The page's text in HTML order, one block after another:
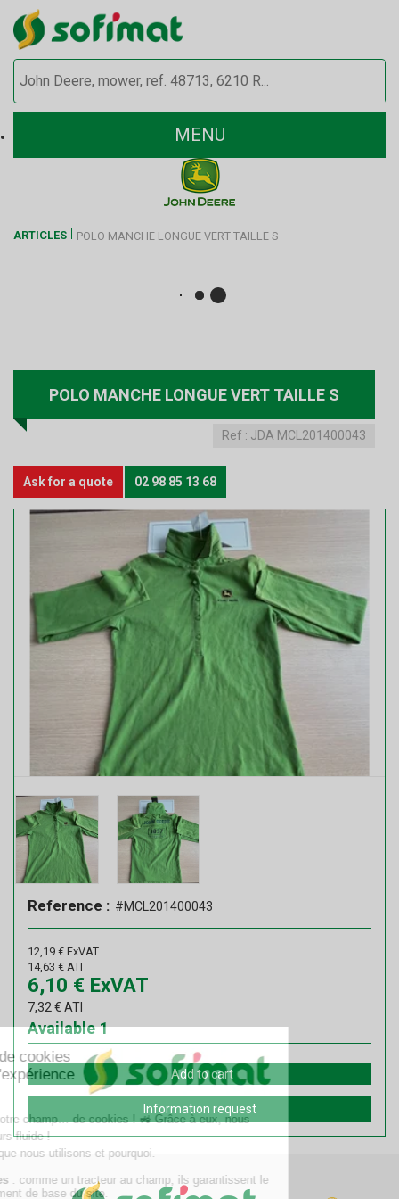
MENU
ARTICLES POLO MANCHE LONGUE VERT TAILLE S
POLO MANCHE LONGUE VERT TAILLE S
Ref : JDA MCL201400043
Ask for a quote 02 98 85 13 68
Reference : #MCL201400043
12,19 € ExVAT
14,63 € ATI
6,10 € ExVAT
7,32€ ATI
1
Available
Add to cart
Information request